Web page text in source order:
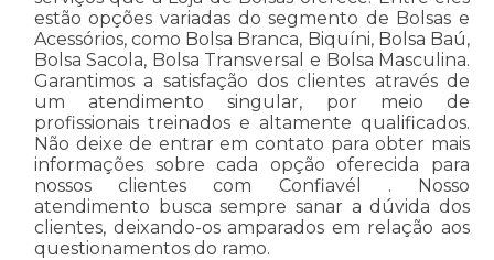
estão opções variadas do segmento de Bolsas e
Acessórios, como Bolsa Branca, Biquíni, Bolsa Baú,
Bolsa Sacola, Bolsa Transversal e Bolsa Masculina.
Garantimos a satisfação dos clientes através de
um atendimento singular, por meio de
profissionais treinados e altamente qualificados.
Não deixe de entrar em contato para obter mais
informações sobre cada opção oferecida para
nossos clientes com Confiavél . Nosso
atendimento busca sempre sanar a dúvida dos
clientes, deixando-os amparados em relação aos
questionamentos do ramo.